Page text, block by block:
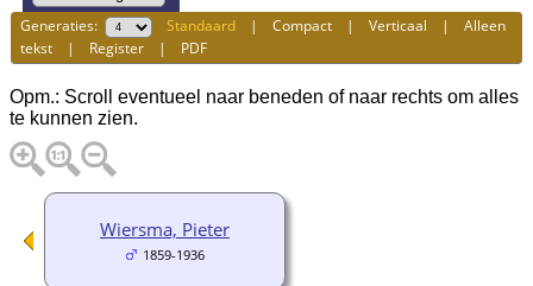
Generaties: Standaard |Compact |Verticaal |Alleen
tekst | Register | PDF
Opm.: Scroll eventueel naar beneden of naar rechts om alles
te kunnen zien.
Wiersma, Pieter
1859-1936